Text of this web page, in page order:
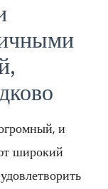
и
широкий